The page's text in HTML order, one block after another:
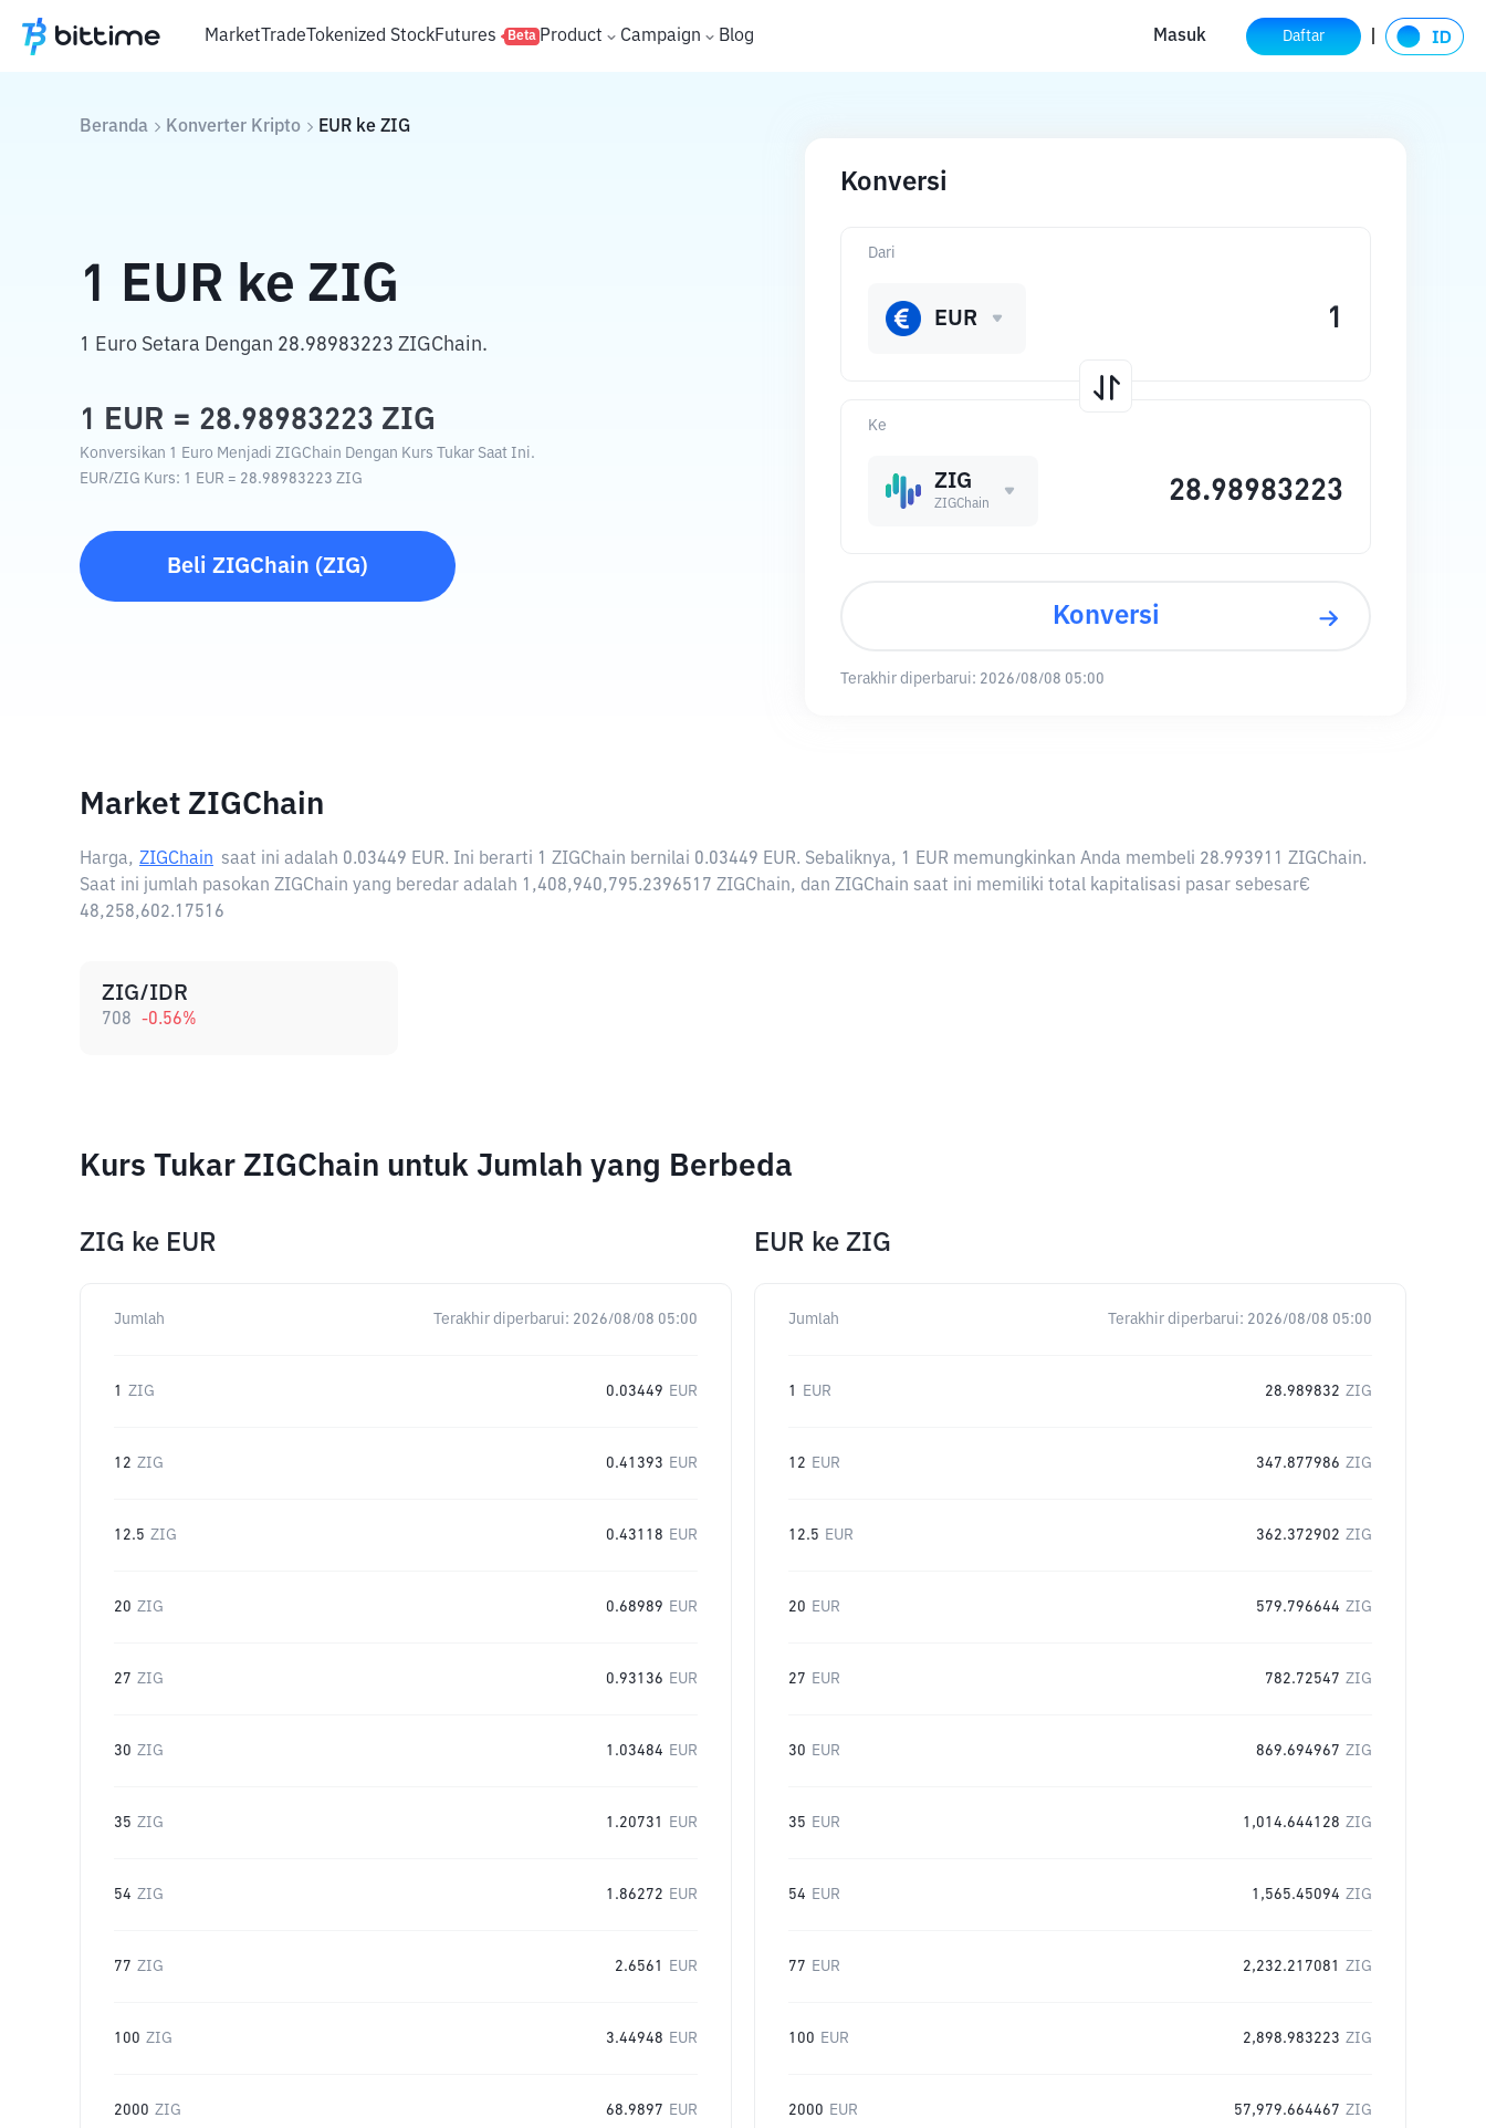
MarketTradeTokenized StockFutures Beta Product Campaign Blog Masuk Daftar
Beranda Konverter Kripto EUR ke ZIG
1 EUR ke ZIG
1 Euro Setara Dengan 28.98983223 ZIGChain.
1 EUR = 28.98983223 ZIG
Konversikan 1 Euro Menjadi ZIGChain Dengan Kurs Tukar Saat Ini.
EUR/ZIG Kurs: 1 EUR = 28.98983223 ZIG
Beli ZIGChain (ZIG)
Konversi
Ke
ZIG
ZIGChain
Dari
EUR
Konversi
Terakhir diperbarui: 2026/08/08 05:00
Market ZIGChain
Harga, ZIGChain saat ini adalah 0.03449 EUR. Ini berarti 1 ZIGChain bernilai 0.03449 EUR. Sebaliknya, 1 EUR memungkinkan Anda membeli 28.993911 ZIGChain.
Saat ini jumlah pasokan ZIGChain yang beredar adalah 1,408,940,795.2396517 ZIGChain, dan ZIGChain saat ini memiliki total kapitalisasi pasar sebesar€
48,258,602.17516
ZIG/IDR
708 -0.56%
Kurs Tukar ZIGChain untuk Jumlah yang Berbeda
ZIG ke EUR
Jumlah Terakhir diperbarui: 2026/08/08 05:00
1 ZIG 0.03449 EUR
12 ZIG 0.41393 EUR
12.5 ZIG 0.43118 EUR
20 ZIG 0.68989 EUR
27 ZIG 0.93136 EUR
30 ZIG 1.03484 EUR
35 ZIG 1.20731 EUR
54 ZIG 1.86272 EUR
77 ZIG 2.6561 EUR
100 ZIG 3.44948 EUR
2000 ZIG 68.9897 EUR
EUR ke ZIG
Jumlah Terakhir diperbarui: 2026/08/08 05:00
1 EUR 28.989832 ZIG
12 EUR 347.877986 ZIG
12.5 EUR 362.372902 ZIG
20 EUR 579.796644 ZIG
27 EUR 782.72547 ZIG
30 EUR 869.694967 ZIG
35 EUR 1,014.644128 ZIG
54 EUR 1,565.45094 ZIG
77 EUR 2,232.217081 ZIG
100 EUR 2,898.983223 ZIG
2000 EUR 57,979.664467 ZIG